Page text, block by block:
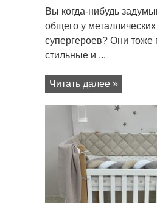
Вы когда-нибудь
общего у
супергероев? Они тоже
стильные и ...
Читать далее »